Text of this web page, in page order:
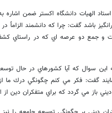
الهيات دانشگاه اكستر ضمن
باشد گفت: چرا كه دانشمند
و جمع دو عرصه اي كه در راستاي
سوال كه آيا كشورهاي در حال
گفت: فكر مي كنم چگونگي درك ما
باز مي گردد كه براي متفكران دين